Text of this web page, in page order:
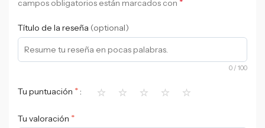
campos obligatorios están marcados con *
Título de la reseña (optional)
0 / 100
Tu puntuación * ⭐ ⭐ ⭐ ⭐ ⭐
Tu valoración *